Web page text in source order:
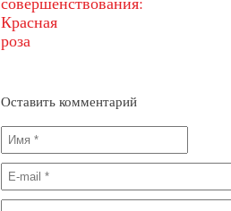
Оставить комментарий